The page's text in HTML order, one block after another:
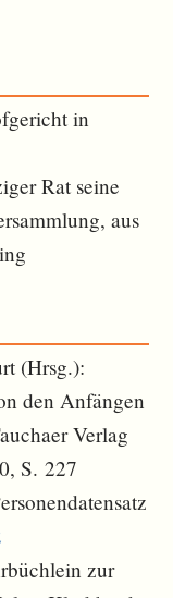
in
Rat seine
aus
(Hrsg.):
den Anfängen
Verlag
S. 227
zur